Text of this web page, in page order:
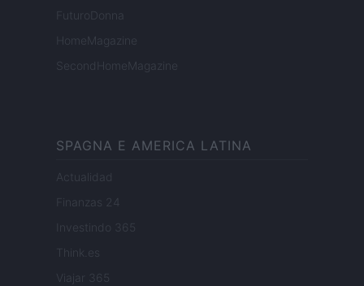
FuturoDonna
HomeMagazine
SecondHomeMagazine
SPAGNA E AMERICA LATINA
Actualidad
Finanzas 24
Investindo 365
Think.es
Viajar 365